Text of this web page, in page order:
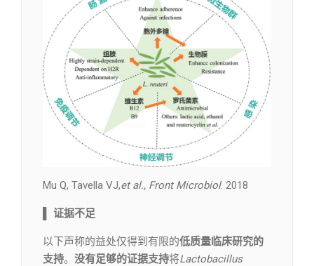
Mu Q, Tavella VJ,et al., Front Microbiol. 2018
证据不足
以下声称的益处仅得到有限的低质量临床研究的
支持。 没有足够的证据支持将Lactobacillus